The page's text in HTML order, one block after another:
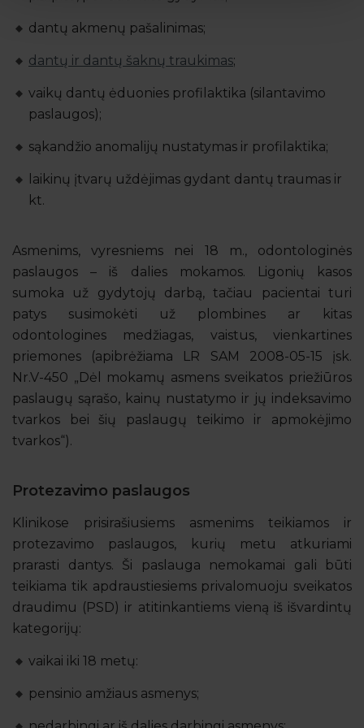
dantų akmenų pašalinimas;
dantų ir dantų šaknų traukimas;
vaikų dantų ėduonies profilaktika (silantavimo
paslaugos);
sąkandžio anomalijų nustatymas ir profilaktika;
laikinų įtvarų uždėjimas gydant dantų traumas ir
kt.
Asmenims, vyresniems nei 18 m., odontologinės
paslaugos – iš dalies mokamos. Ligonių kasos
sumoka už gydytojų darbą, tačiau pacientai turi
patys susimokėti už plombines ar kitas
odontologines medžiagas, vaistus, vienkartines
priemones (apibrėžiama LR SAM 2008-05-15 įsk.
Nr.V-450 „Dėl mokamų asmens sveikatos priežiūros
paslaugų sąrašo, kainų nustatymo ir jų indeksavimo
tvarkos bei šių paslaugų teikimo ir apmokėjimo
tvarkos“).
Protezavimo paslaugos
Klinikose prisirašiusiems asmenims teikiamos ir
protezavimo paslaugos, kurių metu atkuriami
prarasti dantys. Ši paslauga nemokamai gali būti
teikiama tik apdraustiesiems privalomuoju sveikatos
draudimu (PSD) ir atitinkantiems vieną iš išvardintų
kategorijų:
vaikai iki 18 metų:
pensinio amžiaus asmenys;